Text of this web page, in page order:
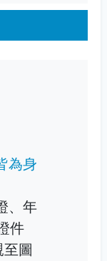
為身
、年
件
圖